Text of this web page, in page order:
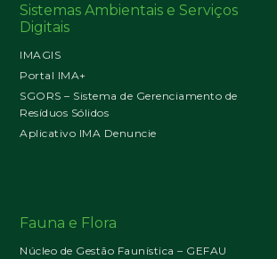
Sistemas Ambientais e Serviços
Digitais
IMAGIS
Portal IMA+
SGORS – Sistema de Gerenciamento de
Resíduos Sólidos
Aplicativo IMA Denuncie
Fauna e Flora
Núcleo de Gestão Faunística – GEFAU